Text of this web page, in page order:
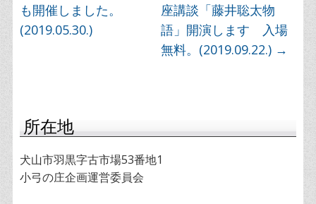
所在地
犬山市羽黒字古市場53番地1
小弓の庄企画運営委員会
も開催しました。
(2019.05.30.)
座講談「藤井聡太物
語」開演します 入場
無料。(2019.09.22.) →